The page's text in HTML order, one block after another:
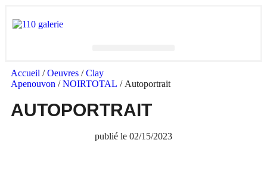
Accueil /Oeuvres /Clay
Apenouvon /NOIRTOTAL / Autoportrait
AUTOPORTRAIT
publié le 02/15/2023